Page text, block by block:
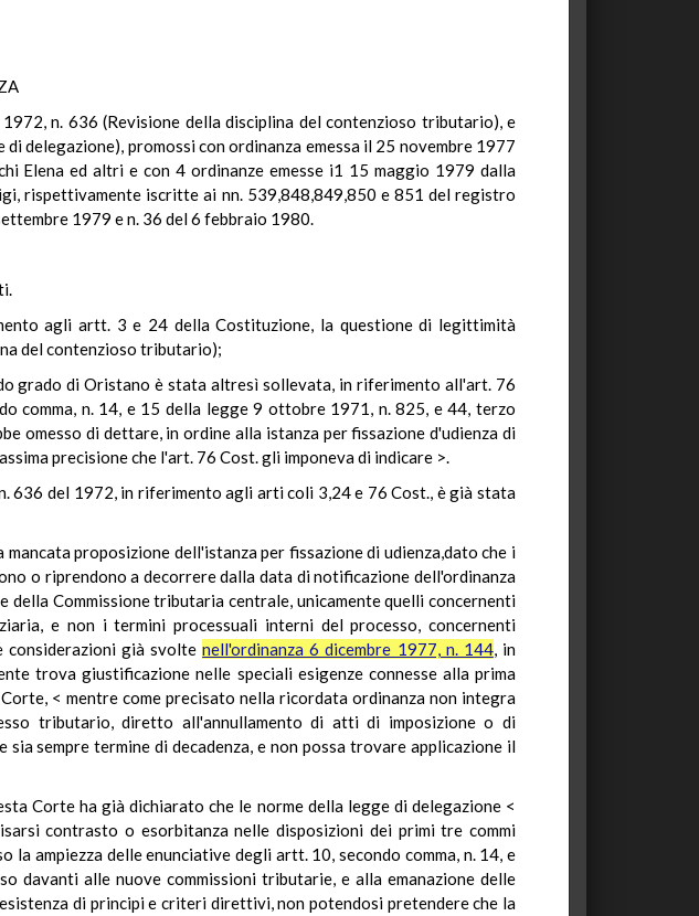
n. 636 (Revisione della disciplina del contenzioso tributario), e
delegazione), promossi con ordinanza emessa il 25 novembre 1977
Elena ed altri e con 4 ordinanze emesse i1 15 maggio 1979 dalla
rispettivamente iscritte ai nn. 539,848,849,850 e 851 del registro
1979 e n. 36 del 6 febbraio 1980.
agli artt. 3 e 24 della Costituzione, la questione di legittimità
del contenzioso tributario);
grado di Oristano è stata altresì sollevata, in riferimento all'art. 76
comma, n. 14, e 15 della legge 9 ottobre 1971, n. 825, e 44, terzo
omesso di dettare, in ordine alla istanza per fissazione d'udienza di
precisione che l'art. 76 Cost. gli imponeva di indicare >.
636 del 1972, in riferimento agli arti coli 3,24 e 76 Cost., è già stata
proposizione dell'istanza per fissazione di udienza,dato che i
o riprendono a decorrere dalla data di notificazione dell'ordinanza
Commissione tributaria centrale, unicamente quelli concernenti
e non i termini processuali interni del processo, concernenti
considerazioni già svoltenell'ordinanza 6 dicembre 1977, n. 144, in
trova giustificazione nelle speciali esigenze connesse alla prima
< mentre come precisato nella ricordata ordinanza non integra
tributario, diretto all'annullamento di atti di imposizione o di
sempre termine di decadenza, e non possa trovare applicazione il
Corte ha già dichiarato che le norme della legge di delegazione <
contrasto o esorbitanza nelle disposizioni dei primi tre commi
la ampiezza delle enunciative degli artt. 10, secondo comma, n. 14, e
davanti alle nuove commissioni tributarie, e alla emanazione delle
di principi e criteri direttivi, non potendosi pretendere che la